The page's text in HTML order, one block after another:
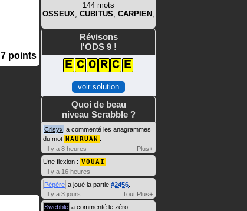
7 points
144 mots
OSSEUX, CUBITUS, CARPIEN ,
…
Révisons
l'ODS 9 !
E C O R C E
=
voir solution
Quoi de beau
niveau Scrabble ?
Crisyx a commenté les anagrammes
du mot NAURUAN
Il y a 8 heures
Plus+
Une flexion : VOUAI
Il y a 16 heures
Pépère a joué la partie #2456
Il y a 3 jours
Tout Plus+
Swebble a commenté le zéro